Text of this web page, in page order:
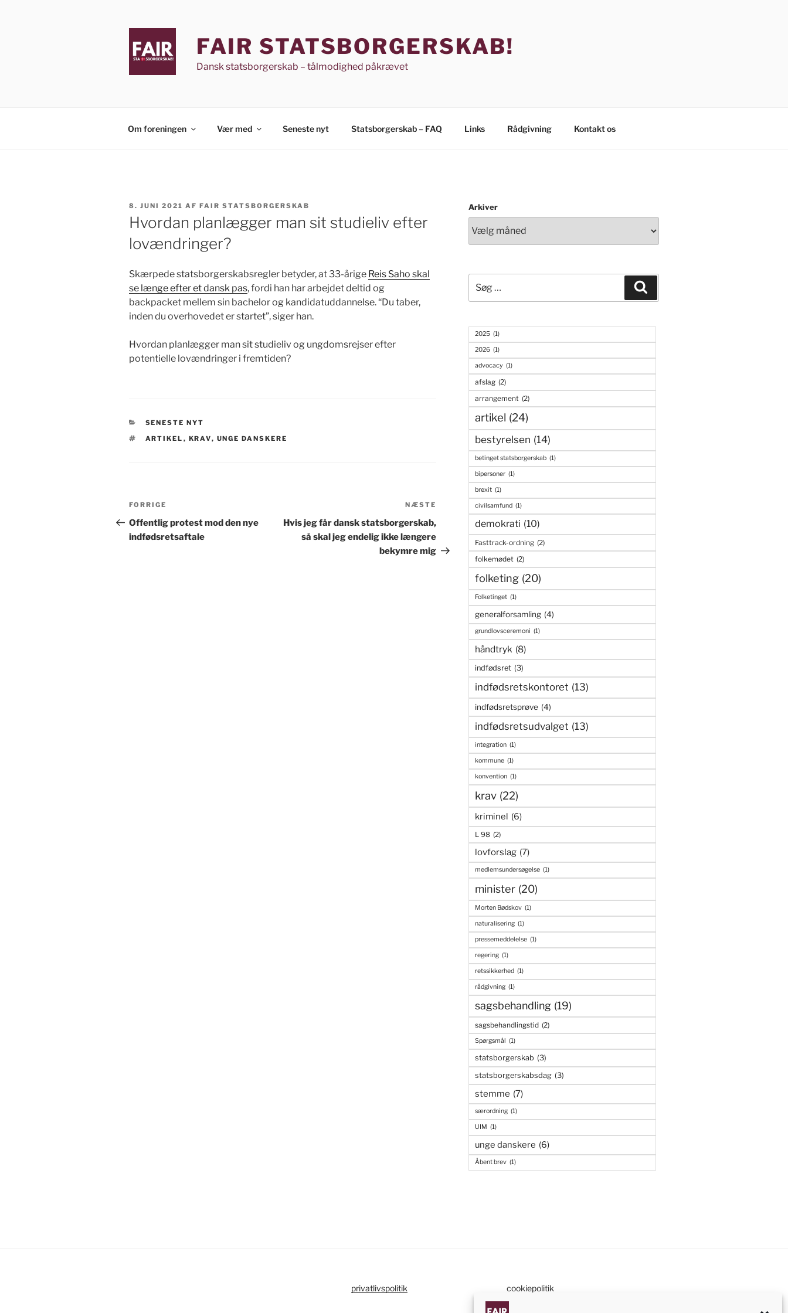
FAIR STATSBORGERSKAB!
Dansk statsborgerskab – tålmodighed påkrævet
Om foreningen Vær med Seneste nyt Statsborgerskab – FAQ Links Rådgivning Kontakt os
UDGIVET
DEN
8. JUNI 2021 AF FAIR STATSBORGERSKAB
Hvordan planlægger man sit studieliv efter
lovændringer?
Skærpede statsborgerskabsregler betyder, at 33-årige Reis Saho skal
se længe efter et dansk pas, fordi han har arbejdet deltid og
backpacket mellem sin bachelor og kandidatuddannelse. “Du taber,
inden du overhovedet er startet”, siger han.
Hvordan planlægger man sit studieliv og ungdomsrejser efter
potentielle lovændringer i fremtiden?
KATEGORIER
SENESTE NYT
TAGS
ARTIKEL , KRAV, UNGE DANSKERE
Indlægsnavigation
Forrige
indlæg
FORRIGE
Offentlig protest mod den nye
indfødsretsaftale
NÆSTE
Hvis jeg får dansk statsborgerskab,
så skal jeg endelig ikke længere
bekymre mig
Arkiver
efter:
2025 (1)
2026 (1)
advocacy (1)
afslag (2)
arrangement (2)
artikel (24)
bestyrelsen (14)
betinget statsborgerskab (1)
bipersoner (1)
brexit (1)
civilsamfund (1)
demokrati (10)
Fasttrack-ordning (2)
folkemødet (2)
folketing (20)
Folketinget (1)
generalforsamling (4)
grundlovsceremoni (1)
håndtryk (8)
indfødsret (3)
indfødsretskontoret (13)
indfødsretsprøve (4)
indfødsretsudvalget (13)
integration (1)
kommune (1)
konvention (1)
krav (22)
kriminel (6)
L 98 (2)
lovforslag (7)
medlemsundersøgelse (1)
minister (20)
Morten Bødskov (1)
naturalisering (1)
pressemeddelelse (1)
regering (1)
retssikkerhed (1)
rådgivning (1)
sagsbehandling (19)
sagsbehandlingstid (2)
Spørgsmål (1)
statsborgerskab (3)
statsborgerskabsdag (3)
stemme (7)
særordning (1)
UIM (1)
unge danskere (6)
Åbent brev (1)
privatlivspolitik cookiepolitik